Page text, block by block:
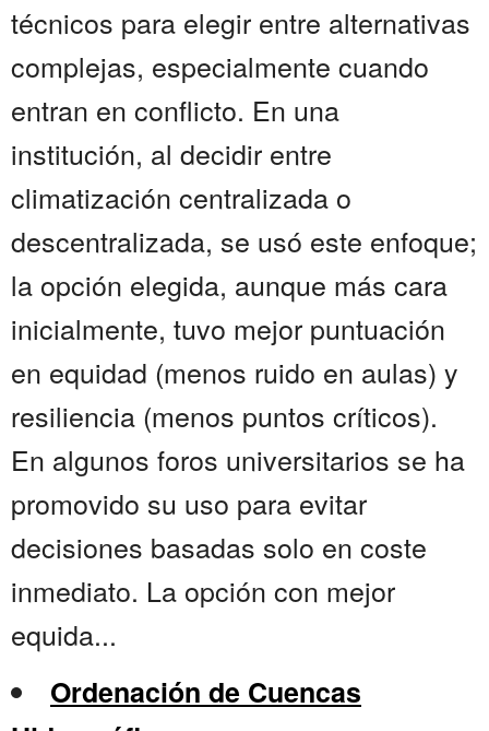
técnicos para elegir entre alternativas
complejas, especialmente cuando
entran en conflicto. En una
institución, al decidir entre
climatización centralizada o
descentralizada, se usó este enfoque;
la opción elegida, aunque más cara
inicialmente, tuvo mejor puntuación
en equidad (menos ruido en aulas) y
resiliencia (menos puntos críticos).
En algunos foros universitarios se ha
promovido su uso para evitar
decisiones basadas solo en coste
inmediato. La opción con mejor
equida...
Ordenación de Cuencas